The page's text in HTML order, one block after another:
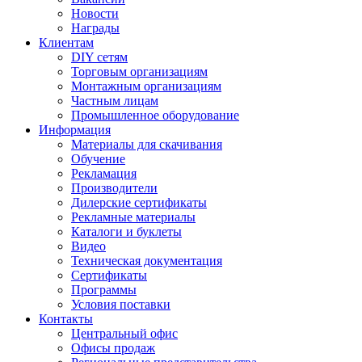
Новости
Награды
Клиентам
DIY сетям
Торговым организациям
Монтажным организациям
Частным лицам
Промышленное оборудование
Информация
Материалы для скачивания
Обучение
Рекламация
Производители
Дилерские сертификаты
Рекламные материалы
Каталоги и буклеты
Видео
Техническая документация
Сертификаты
Программы
Условия поставки
Контакты
Центральный офис
Офисы продаж